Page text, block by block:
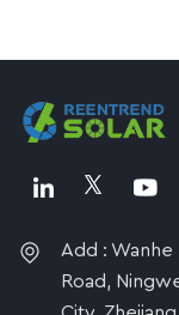
Add : Wanhe
Road,